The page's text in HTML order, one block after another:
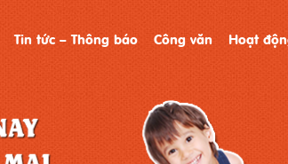
Tin tức – Thông báo Công văn Hoạt